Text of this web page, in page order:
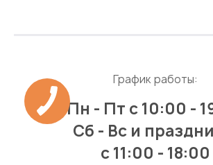
График работы:
Пн - Пт с 10:00 -
Сб - Вс и
c 11:00 - 18:00